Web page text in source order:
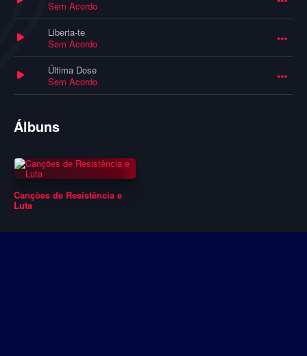
Sem Acordo
Liberta-te
Sem Acordo
Última Dose
Sem Acordo
Álbuns
Canções de Resistência e
Luta